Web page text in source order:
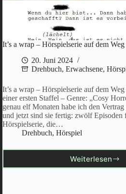
It’s a wrap – Hörspielserie auf dem Weg
20. Juni 2024
Drehbuch, Erwachsene,
It’s a wrap – Hörspielserie auf dem
einer ersten Staffel – Genre: „Cosy
genau elf Monaten habe ich den
und jetzt sind sie fertig: zwölf Episoden
Hörspielserie, die…
Drehbuch, Hörspiel
Weiterlesen
It’s